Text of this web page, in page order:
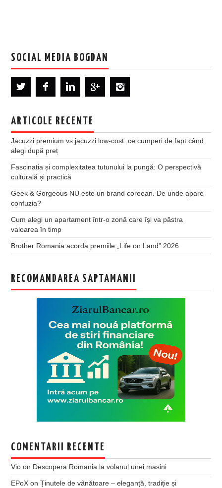
SOCIAL MEDIA BOGDAN
ARTICOLE RECENTE
Jacuzzi premium vs jacuzzi low-cost: ce cumperi de fapt când
alegi după preț
Fascinația și complexitatea tutunului la pungă: O perspectivă
culturală și practică
Geek & Gorgeous NU este un brand coreean. De unde apare
confuzia?
Cum alegi un apartament într-o zonă care își va păstra
valoarea în timp
Brother Romania acorda premiile „Life on Land” 2026
RECOMANDAREA SAPTAMANII
COMENTARII RECENTE
Vio on Descopera Romania la volanul unei masini
EPoX onȚinutele de vânătoare – eleganță, tradiție și